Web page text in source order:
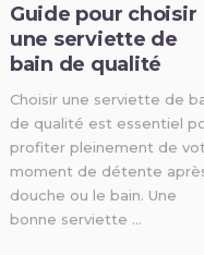
Guide pour choisir
une serviette de
bain de qualité
Choisir une serviette de
de qualité est essentiel
profiter pleinement de
moment de détente
douche ou le bain. Une
bonne serviette …